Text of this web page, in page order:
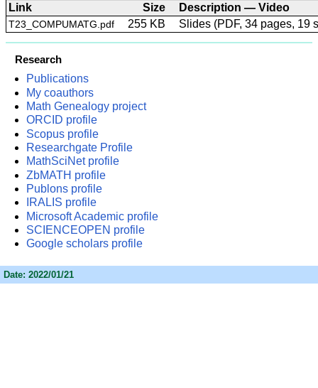
Link Size Description — Video
T23_COMPUMATG.pdf 255 KB Slides (PDF, 34 pages,
Research
Publications
My coauthors
Math Genealogy project
ORCID profile
Scopus profile
Researchgate Profile
MathSciNet profile
ZbMATH profile
Publons profile
IRALIS profile
Microsoft Academic profile
SCIENCEOPEN profile
Google scholars profile
Date: 2022/01/21